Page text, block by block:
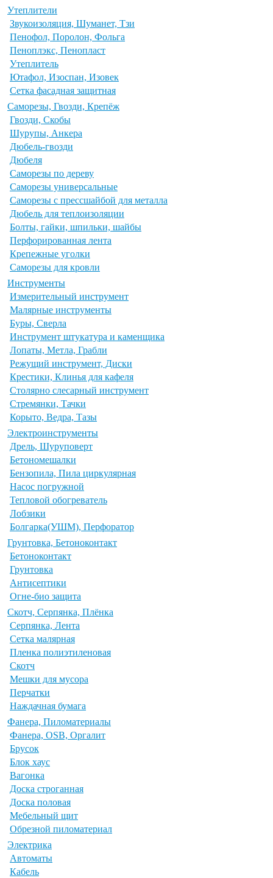
Утеплители
Звукоизоляция, Шуманет, Тзи
Пенофол, Поролон, Фольга
Пеноплэкс, Пенопласт
Утеплитель
Ютафол, Изоспан, Изовек
Сетка фасадная защитная
Саморезы, Гвозди, Крепёж
Гвозди, Скобы
Шурупы, Анкера
Дюбель-гвозди
Дюбеля
Саморезы по дереву
Саморезы универсальные
Саморезы с прессшайбой для металла
Дюбель для теплоизоляции
Болты, гайки, шпильки, шайбы
Перфорированная лента
Крепежные уголки
Саморезы для кровли
Инструменты
Измерительный инструмент
Малярные инструменты
Буры, Сверла
Инструмент штукатура и каменщика
Лопаты, Метла, Грабли
Режущий инструмент, Диски
Крестики, Клинья для кафеля
Столярно слесарный инструмент
Стремянки, Тачки
Корыто, Ведра, Тазы
Электроинструменты
Дрель, Шуруповерт
Бетономешалки
Бензопила, Пила циркулярная
Насос погружной
Тепловой обогреватель
Лобзики
Болгарка(УШМ), Перфоратор
Грунтовка, Бетоноконтакт
Бетоноконтакт
Грунтовка
Антисептики
Огне-био защита
Скотч, Серпянка, Плёнка
Серпянка, Лента
Сетка малярная
Пленка полиэтиленовая
Скотч
Мешки для мусора
Перчатки
Наждачная бумага
Фанера, Пиломатериалы
Фанера, OSB, Оргалит
Брусок
Блок хаус
Вагонка
Доска строганная
Доска половая
Мебельный щит
Обрезной пиломатериал
Электрика
Автоматы
Кабель